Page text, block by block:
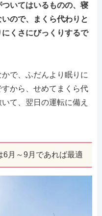
いてはいるものの、寝
ので、まくら代わりと
くさにびっくりするで
で、ふだんより眠りに
から、せめてまくら代
て、翌日の運転に備え
6月～9月であれば最適